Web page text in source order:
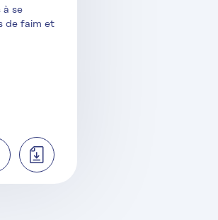
à se
de faim et
TÉLÉCHARGER